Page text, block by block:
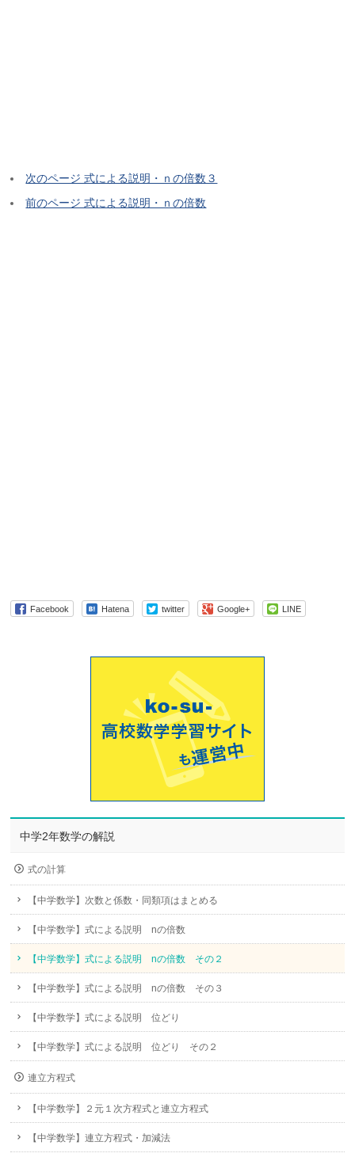
次のページ 式による説明・ｎの倍数３
前のページ 式による説明・ｎの倍数
Facebook Hatena twitter Google+ LINE
中学2年数学の解説
式の計算
【中学数学】次数と係数・同類項はまとめる
【中学数学】式による説明 nの倍数
【中学数学】式による説明 nの倍数 その２
【中学数学】式による説明 nの倍数 その３
【中学数学】式による説明 位どり
【中学数学】式による説明 位どり その２
連立方程式
【中学数学】２元１次方程式と連立方程式
【中学数学】連立方程式・加減法